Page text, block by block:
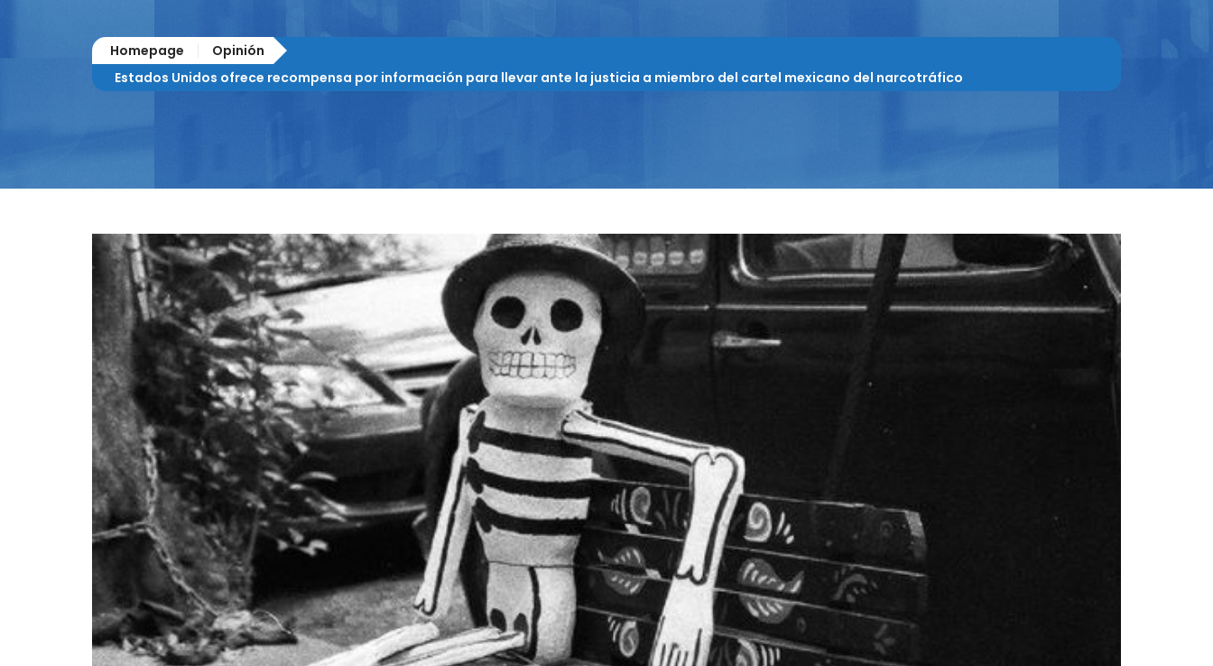
Homepage
Opinión
Estados Unidos ofrece recompensa por información para llevar ante la justicia a miembro del cartel mexicano del narcotráfico